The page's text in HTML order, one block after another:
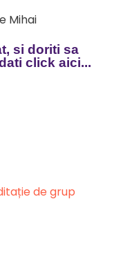
si doriti sa
click aici...
de grup